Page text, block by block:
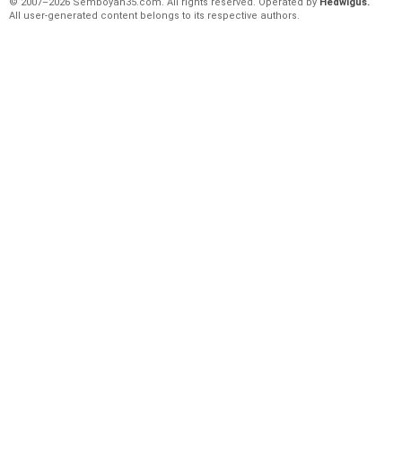
All user-generated content belongs to its respective authors.